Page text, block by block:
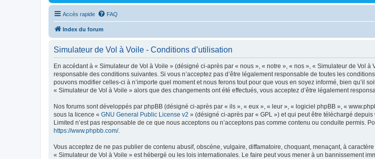
Accès rapide FAQ
Index du forum
Simulateur de Vol à Voile - Conditions d’utilisation
En accédant à « Simulateur de Vol à Voile » (désigné ci-après par « nous », « notre », « nos », « Simulateur de Vol
responsable des conditions suivantes. Si vous n’acceptez pas d’être légalement responsable de toutes les
pouvons modifier celles-ci à n’importe quel moment et nous ferons tout pour que vous en soyez informé, bien qu’il
« Simulateur de Vol à Voile » alors que des changements ont été effectués, vous acceptez d’être légalement
Nos forums sont développés par phpBB (désigné ci-après par « ils », « eux », « leur », « logiciel phpBB », «
sous la licence « GNU General Public License v2 » (désigné ci-après par « GPL ») et qui peut être téléchargé depuis
Limited n’est pas responsable de ce que nous acceptons ou n’acceptons pas comme contenu ou conduite permis.
https://www.phpbb.com/.
Vous acceptez de ne pas publier de contenu abusif, obscène, vulgaire, diffamatoire, choquant, menaçant, à
« Simulateur de Vol à Voile » est hébergé ou les lois internationales. Le faire peut vous mener à un bannissement